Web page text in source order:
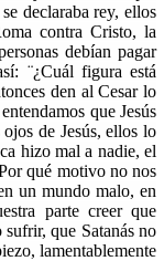
declaraba rey, ellos
contra Cristo, la
debían pagar
¨¿Cuál figura está
den al Cesar lo
que Jesús
de Jesús, ellos lo
hizo mal a nadie, el
qué motivo no nos
un mundo malo, en
parte creer que
que Satanás no
lamentablemente